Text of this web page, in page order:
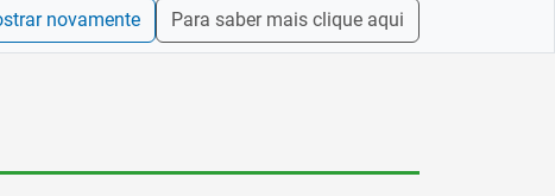
novamente Para saber mais clique aqui